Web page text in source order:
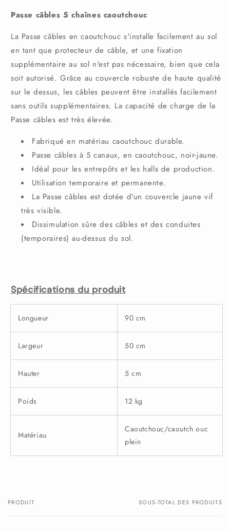
Passe câbles 5 chaînes caoutchouc
La Passe câbles en caoutchouc s'installe facilement au sol
en tant que protecteur de câble, et une fixation
supplémentaire au sol n'est pas nécessaire, bien que cela
soit autorisé. Grâce au couvercle robuste de haute qualité
sur le dessus, les câbles peuvent être installés facilement
sans outils supplémentaires. La capacité de charge de la
Passe câbles est très élevée.
Fabriqué en matériau caoutchouc durable.
Passe câbles à 5 canaux, en caoutchouc, noir-jaune.
Idéal pour les entrepôts et les halls de production.
Utilisation temporaire et permanente.
La Passe câbles est dotée d'un couvercle jaune vif
très visible.
Dissimulation sûre des câbles et des conduites
(temporaires) au-dessus du sol.
Spécifications du produit
Longueur 90 cm
Largeur 50 cm
Hauter 5 cm
Poids 12 kg
Matériau
Caoutchouc/caoutch ouc
plein
Votre
PRODUIT SOUS-TOTAL DES PRODUITS